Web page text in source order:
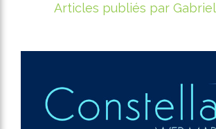
Articles publiés par